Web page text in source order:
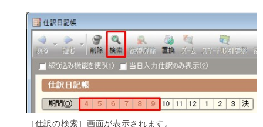
［仕訳の検索］画面が表示されます。